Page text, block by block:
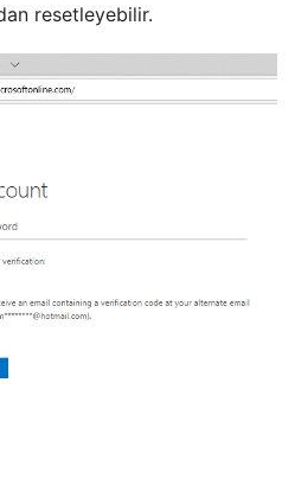
resetleyebilir.